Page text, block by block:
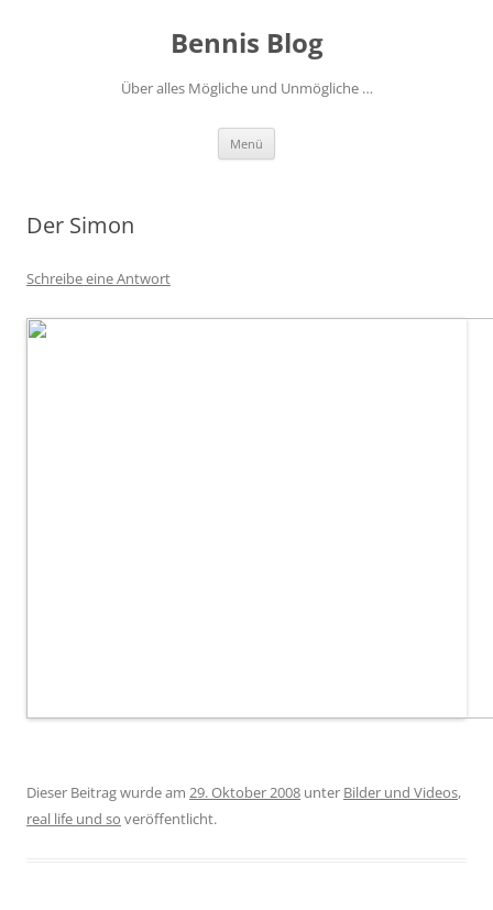
Bennis Blog
Über alles Mögliche und Unmögliche …
Menü
Der Simon
Schreibe eine Antwort
Dieser Beitrag wurde am 29. Oktober 2008 unter Bilder und Videos,
real life und so veröffentlicht.